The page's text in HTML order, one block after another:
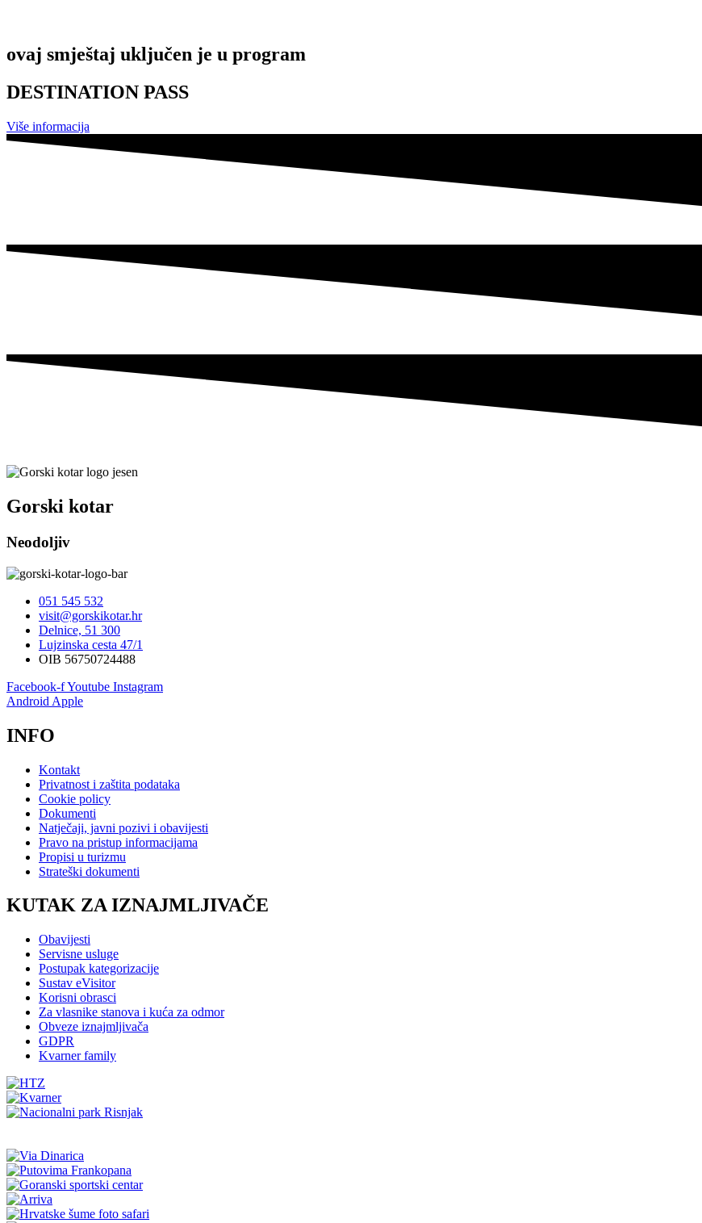
ovaj smještaj uključen je u program
DESTINATION PASS
Više informacija
Gorski kotar
Neodoljiv
051 545 532
visit@gorskikotar.hr
Delnice, 51 300
Lujzinska cesta 47/1
OIB 56750724488
Facebook-fYoutube Instagram
Android Apple
INFO
Kontakt
Privatnost i zaštita podataka
Cookie policy
Dokumenti
Natječaji, javni pozivi i obavijesti
Pravo na pristup informacijama
Propisi u turizmu
Strateški dokumenti
KUTAK ZA IZNAJMLJIVAČE
Obavijesti
Servisne usluge
Postupak kategorizacije
Sustav eVisitor
Korisni obrasci
Za vlasnike stanova i kuća za odmor
Obveze iznajmljivača
GDPR
Kvarner family